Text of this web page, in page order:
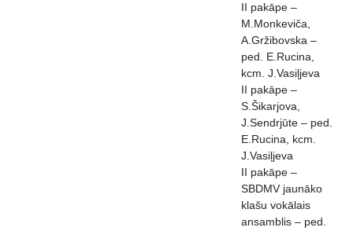
II pakāpe –
M.Monkeviča,
A.Gržibovska –
ped. E.Rucina,
kcm. J.Vasiļjeva
II pakāpe –
S.Šikarjova,
J.Sendrjūte – ped.
E.Rucina, kcm.
J.Vasiļjeva
II pakāpe –
SBDMV jaunāko
klašu vokālais
ansamblis – ped.